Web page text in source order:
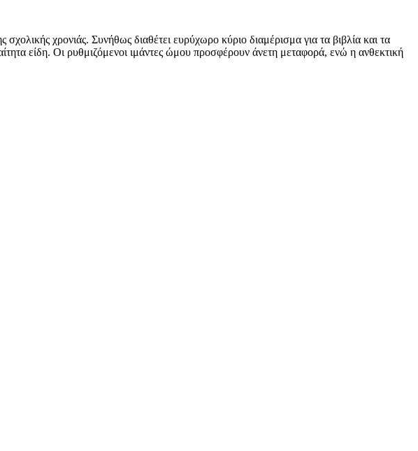
χρονιάς. Συνήθως διαθέτει ευρύχωρο κύριο διαμέρισμα για τα βιβλία και τα
είδη. Οι ρυθμιζόμενοι ιμάντες ώμου προσφέρουν άνετη μεταφορά, ενώ η ανθεκτική